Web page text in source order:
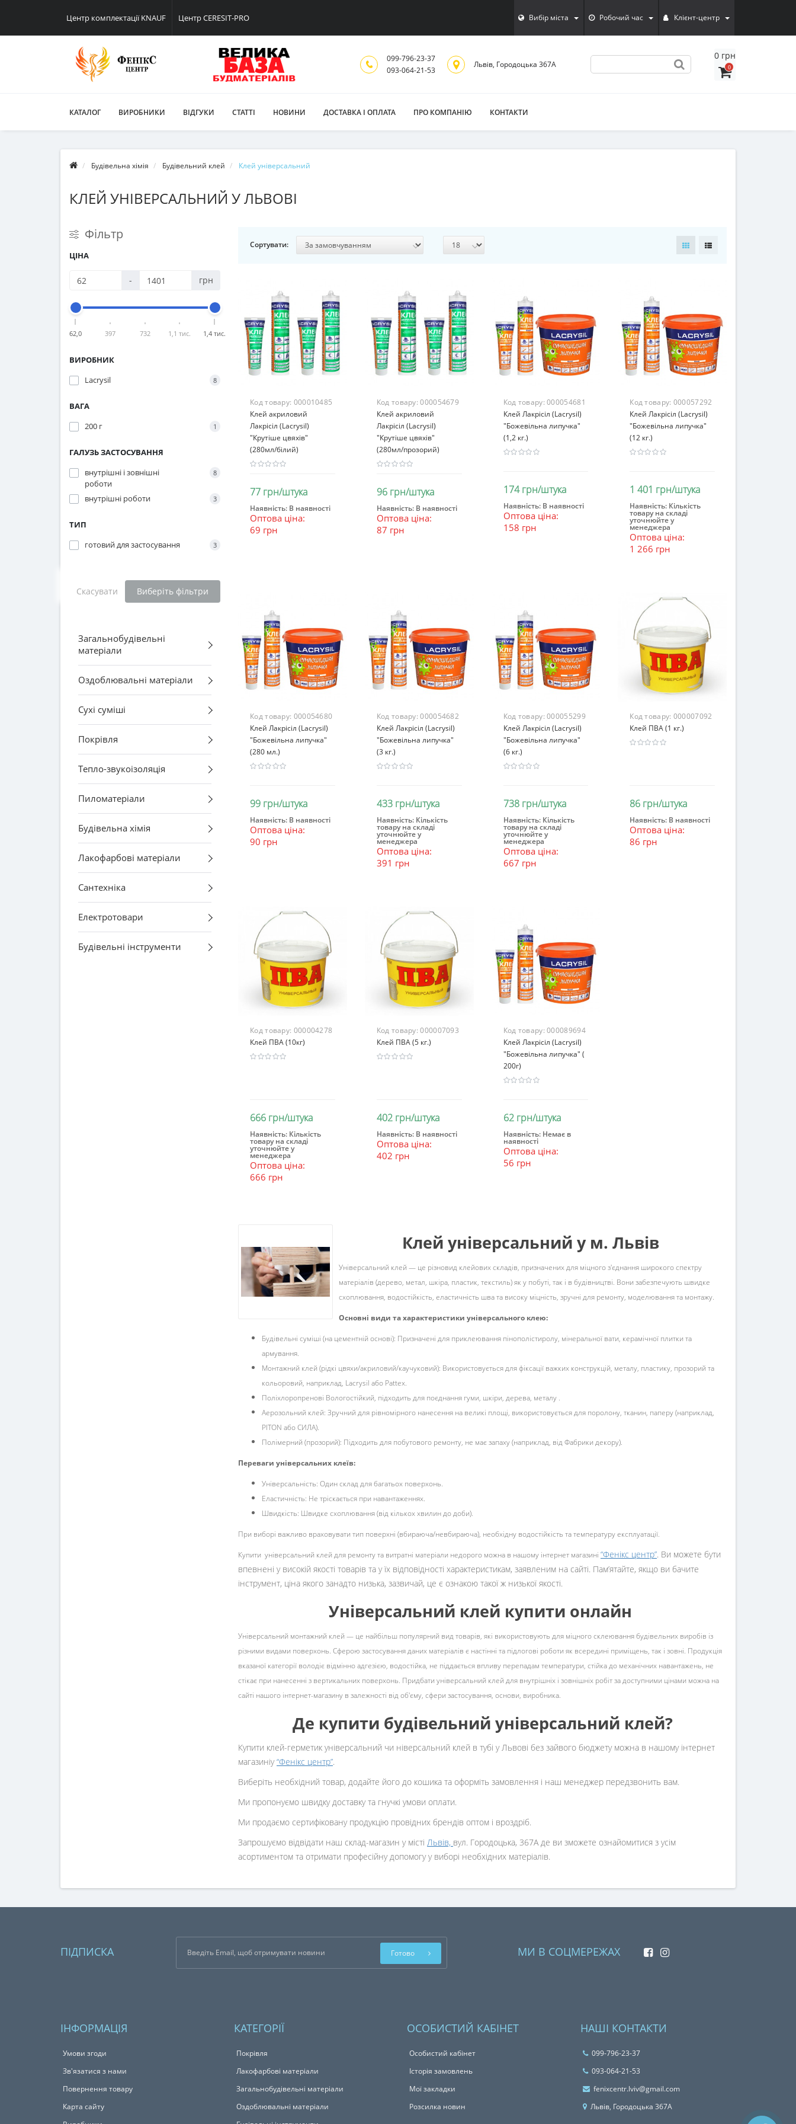
Центр комплектації KNAUF Центр CERESIT-PRO Вибiр мiста Робочий час Клієнт-центр
099-796-23-37
093-064-21-53
Львiв, Городоцька 367А
0 грн
0
КАТАЛОГ ВИРОБНИКИ ВІДГУКИ СТАТТІ НОВИНИ ДОСТАВКА І ОПЛАТА ПРО КОМПАНІЮ КОНТАКТИ
Будівельна хімія Будівельний клей Клей універсальний
КЛЕЙ УНІВЕРСАЛЬНИЙ У ЛЬВОВІ
Фільтр
ЦІНА
- грн
62,0 397 732 1,1 тис. 1,4 тис.
ВИРОБНИК
Lacrysil
8
ВАГА
200 г
1
ГАЛУЗЬ ЗАСТОСУВАННЯ
внутрішні і зовнішні
роботи
8
внутрішні роботи 3
ТИП
готовий для застосування
3
Скасувати Виберіть фільтри
Загальнобудівельні
матеріали
Оздоблювальні матеріали
Сухі суміші
Покрівля
Тепло-звукоізоляція
Пиломатеріали
Будівельна хімія
Лакофарбові матеріали
Сантехніка
Електротовари
Будівельні інструменти
Сортувати:
Код товару: 000010485
Клей акриловий
Лакрісіл (Lacrysil)
"Крутіше цвяхів"
(280мл/білий)
77 грн/штука
В кошик
Наявність: В наявності
Оптова ціна:
69 грн
Код товару:000054679
Клей акриловий
Лакрісіл (Lacrysil)
"Крутіше цвяхів"
(280мл/прозорий)
96 грн/штука
В кошик
Наявність: В наявності
Оптова ціна:
87 грн
Код товару:000054681
Клей Лакрісіл (Lacrysil)
"Божевільна липучка"
(1,2 кг.)
174 грн/штука
В кошик
Наявність: В наявності
Оптова ціна:
158 грн
Код товару: 000057292
Клей Лакрісіл (Lacrysil)
"Божевільна липучка"
(12 кг.)
1 401 грн/штука
В кошик
Наявність: Кількість
товару на складі
уточнюйте у
менеджера
Оптова ціна:
1 266 грн
Код товару: 000054680
Клей Лакрісіл (Lacrysil)
"Божевільна липучка"
(280 мл.)
99 грн/штука
В кошик
Наявність: В наявності
Оптова ціна:
90 грн
Код товару:000054682
Клей Лакрісіл (Lacrysil)
"Божевільна липучка"
(3 кг.)
433 грн/штука
В кошик
Наявність: Кількість
товару на складі
уточнюйте у
менеджера
Оптова ціна:
391 грн
Код товару:000055299
Клей Лакрісіл (Lacrysil)
"Божевільна липучка"
(6 кг.)
738 грн/штука
В кошик
Наявність: Кількість
товару на складі
уточнюйте у
менеджера
Оптова ціна:
667 грн
Код товару: 000007092
Клей ПВА (1 кг.)
86 грн/штука
В кошик
Наявність: В наявності
Оптова ціна:
86 грн
Код товару: 000004278
Клей ПВА (10кг)
666 грн/штука
В кошик
Наявність: Кількість
товару на складі
уточнюйте у
менеджера
Оптова ціна:
666 грн
Код товару:000007093
Клей ПВА (5 кг.)
402 грн/штука
В кошик
Наявність: В наявності
Оптова ціна:
402 грн
Код товару:000089694
Клей Лакрісіл (Lacrysil)
"Божевільна липучка" (
200г)
62 грн/штука
Закінчився
Наявність: Немає в
наявності
Оптова ціна:
56 грн
Клей універсальний у м. Львів
Універсальний клей — це різновид клейових складів, призначених для міцного з'єднання широкого спектру
матеріалів (дерево, метал, шкіра, пластик, текстиль) як у побуті, так і в будівництві. Вони забезпечують швидке
схоплювання, водостійкість, еластичність шва та високу міцність, зручні для ремонту, моделювання та монтажу.
Основні види та характеристики універсального клею:
Будівельні суміші (на цементній основі): Призначені для приклеювання пінополістиролу, мінеральної вати, керамічної плитки та
армування.
Монтажний клей (рідкі цвяхи/акриловий/каучуковий): Використовується для фіксації важких конструкцій, металу, пластику, прозорий та
кольоровий, наприклад, Lacrysil або Pattex.
Поліхлоропренові Вологостійкий, підходить для поєднання гуми, шкіри, дерева, металу .
Аерозольний клей: Зручний для рівномірного нанесення на великі площі, використовується для поролону, тканин, паперу (наприклад,
PITON або СИЛА).
Полімерний (прозорий): Підходить для побутового ремонту, не має запаху (наприклад, від Фабрики декору).
Переваги універсальних клеїв:
Універсальність: Один склад для багатьох поверхонь.
Еластичність: Не тріскається при навантаженнях.
Швидкість: Швидке схоплювання (від кількох хвилин до доби).
При виборі важливо враховувати тип поверхні (вбираюча/невбираюча), необхідну водостійкість та температуру експлуатації.
Купити універсальний клей для ремонту та витратні матеріали недорого можна в нашому інтернет магазині “Фенікс центр”. Ви можете бути
впевнені у високій якості товарів та у їх відповідності характеристикам, заявленим на сайті. Пам’ятайте, якщо ви бачите
інструмент, ціна якого занадто низька, зазвичай, це є ознакою такої ж низької якості.
Універсальний клей купити онлайн
Універсальний монтажний клей — це найбільш популярний вид товарів, які використовують для міцного склеювання будівельних виробів із
різними видами поверхонь. Сферою застосування даних матеріалів є настінні та підлогові роботи як всередині приміщень, так і зовні. Продукція
вказаної категорії володіє відмінно адгезією, водостійка, не піддається впливу перепадам температури, стійка до механічних навантажень, не
стікає при нанесенні з вертикальних поверхонь. Придбати універсальний клей для внутрішніх і зовнішніх робіт за доступними цінами можна на
сайті нашого інтернет-магазину в залежності від об'єму, сфери застосування, основи, виробника.
Де купити будівельний універсальний клей?
Купити клей-герметик універсальний чи ніверсальний клей в тубі у Львові без зайвого бюджету можна в нашому інтернет
магазиніу“Фенікс центр”.
Виберіть необхідний товар, додайте його до кошика та оформіть замовлення і наш менеджер передзвонить вам.
Ми пропонуємо швидку доставку та гнучкі умови оплати.
Ми продаємо сертифіковану продукцію провідних брендів оптом і вроздріб.
Запрошуємо відвідати наш склад-магазин у місті Львів, вул. Городоцька, 367Аде ви зможете ознайомитися з усім
асортиментом та отримати професійну допомогу у виборі необхідних матеріалів.
ПІДПИСКА Готово МИ В СОЦМЕРЕЖАХ
ІНФОРМАЦІЯ
Умови згоди
Зв'язатися з нами
Повернення товару
Карта сайту
КАТЕГОРІЇ
Покрівля
Лакофарбові матеріали
Загальнобудівельні матеріали
Оздоблювальні матеріали
ОСОБИСТИЙ КАБІНЕТ
Особистий кабінет
Історія замовлень
Мої закладки
Розсилка новин
НАШІ КОНТАКТИ
099-796-23-37
093-064-21-53
fenixcentr.lviv@gmail.com
Львiв, Городоцька 367А